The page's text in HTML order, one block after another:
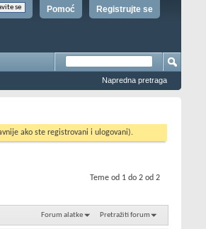
Registrujte se
Pomoć
Napredna pretraga
ako ste registrovani i ulogovani).
Teme od 1 do 2 od 2
Forum alatke Pretražiti forum